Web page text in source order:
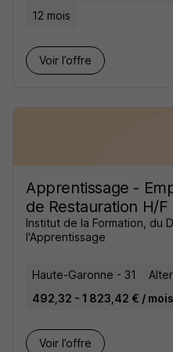
12 mois
Voir l’offre
Apprentissage -
de Restauration H/F
Institut de la Formation, du
l'Apprentissage
Haute-Garonne - 31
492,32 - 1 823,42 € / mois
Voir l’offre